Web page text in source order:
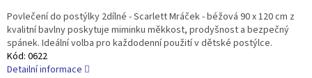
Povlečení do postýlky 2dílné - Scarlett Mráček - béžová 90 x 120 cm z
kvalitní bavlny poskytuje miminku měkkost, prodyšnost a bezpečný
spánek. Ideální volba pro každodenní použití v dětské postýlce.
Kód: 0622
Detailní informace